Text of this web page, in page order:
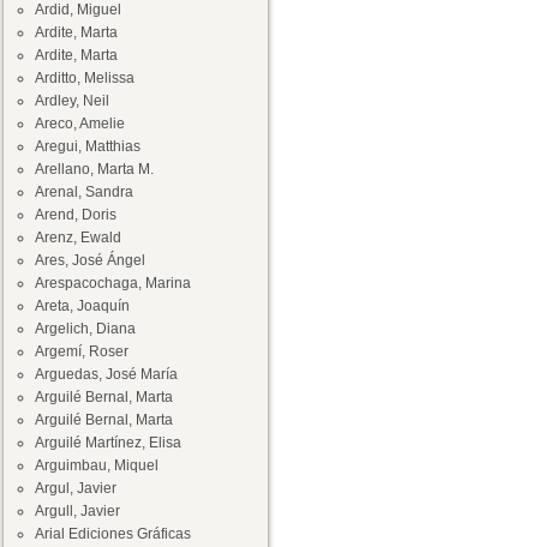
Ardid, Miguel
Ardite, Marta
Ardite, Marta
Arditto, Melissa
Ardley, Neil
Areco, Amelie
Aregui, Matthias
Arellano, Marta M.
Arenal, Sandra
Arend, Doris
Arenz, Ewald
Ares, José Ángel
Arespacochaga, Marina
Areta, Joaquín
Argelich, Diana
Argemí, Roser
Arguedas, José María
Arguilé Bernal, Marta
Arguilé Bernal, Marta
Arguilé Martínez, Elisa
Arguimbau, Miquel
Argul, Javier
Argull, Javier
Arial Ediciones Gráficas